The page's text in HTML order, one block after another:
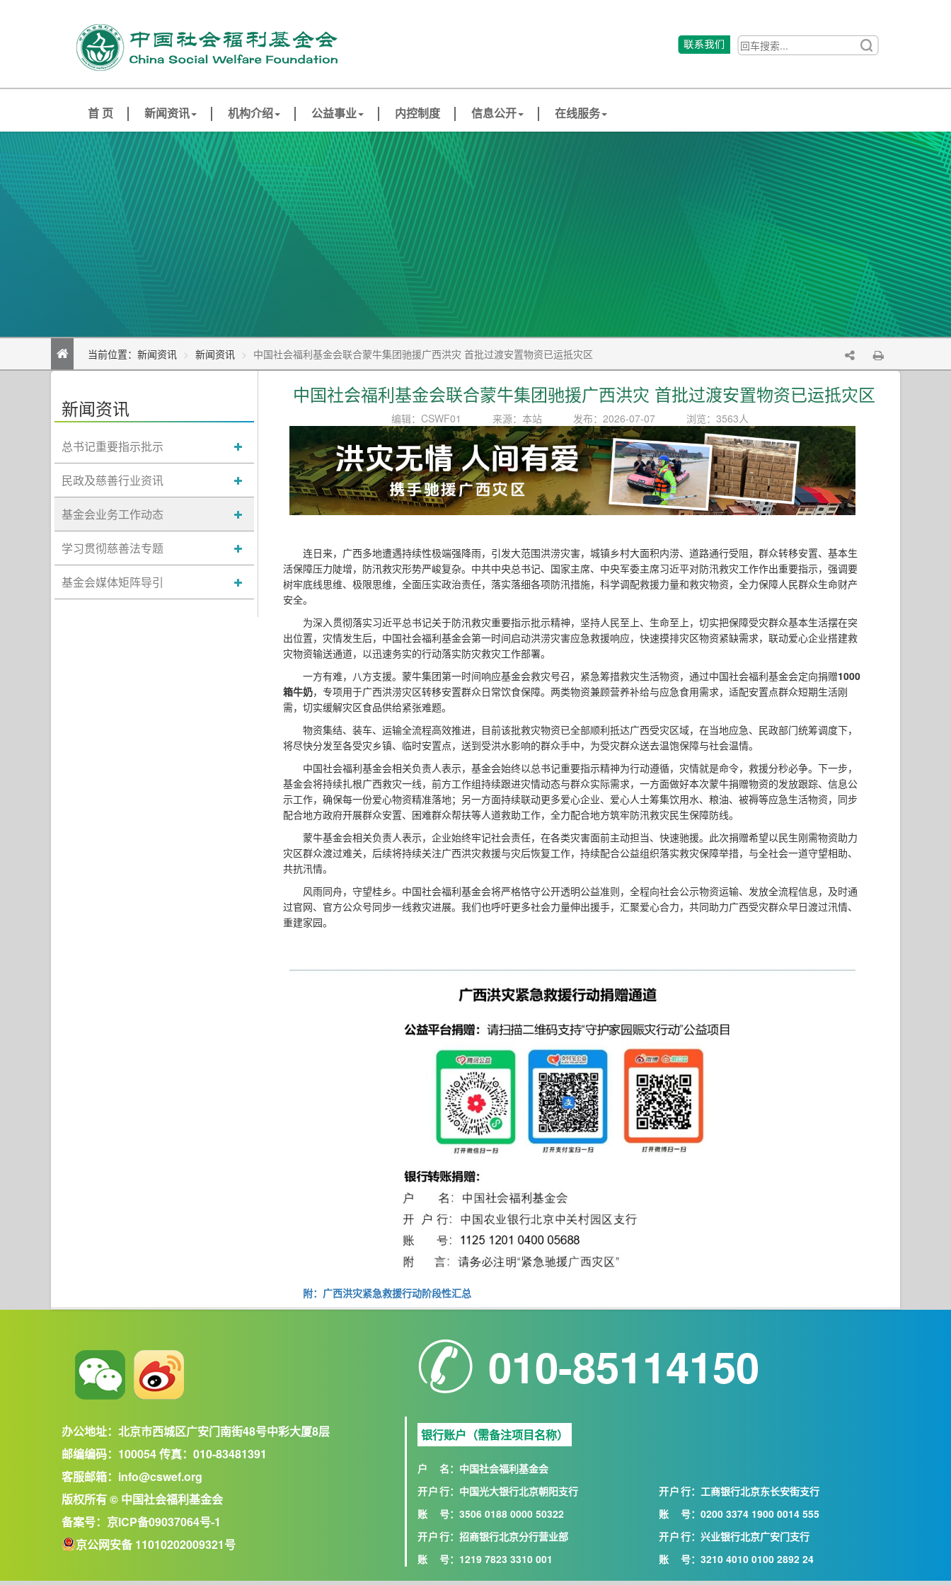
首 页 新闻资讯 机构介绍 公益事业 内控制度 信息公开 在线服务
当前位置： 新闻资讯 新闻资讯 中国社会福利基金会联合蒙牛集团驰援广西洪灾 首批过渡安置物资已运抵灾区
新闻资讯
总书记重要指示批示
民政及慈善行业资讯
基金会业务工作动态
学习贯彻慈善法专题
基金会媒体矩阵导引
中国社会福利基金会联合蒙牛集团驰援广西洪灾 首批过渡安置物资已运抵灾区
编辑：CSWF01 来源：本站 发布：2026-07-07 浏览：3563人
连日来，广西多地遭遇持续性极端强降雨，引发大范围洪涝灾害，城镇乡村大面积内涝、道路通行受阻，群众转移安置、基本生
活保障压力陡增，防汛救灾形势严峻复杂。中共中央总书记、国家主席、中央军委主席习近平对防汛救灾工作作出重要指示，强调要
树牢底线思维、极限思维，全面压实政治责任，落实落细各项防汛措施，科学调配救援力量和救灾物资，全力保障人民群众生命财产
安全。
为深入贯彻落实习近平总书记关于防汛救灾重要指示批示精神，坚持人民至上、生命至上，切实把保障受灾群众基本生活摆在突
出位置，灾情发生后，中国社会福利基金会第一时间启动洪涝灾害应急救援响应，快速摸排灾区物资紧缺需求，联动爱心企业搭建救
灾物资输送通道，以迅速务实的行动落实防灾救灾工作部署。
一方有难，八方支援。蒙牛集团第一时间响应基金会救灾号召，紧急筹措救灾生活物资，通过中国社会福利基金会定向捐赠1000
箱牛奶，专项用于广西洪涝灾区转移安置群众日常饮食保障。两类物资兼顾营养补给与应急食用需求，适配安置点群众短期生活刚
需，切实缓解灾区食品供给紧张难题。
物资集结、装车、运输全流程高效推进，目前该批救灾物资已全部顺利抵达广西受灾区域，在当地应急、民政部门统筹调度下，
将尽快分发至各受灾乡镇、临时安置点，送到受洪水影响的群众手中，为受灾群众送去温饱保障与社会温情。
中国社会福利基金会相关负责人表示，基金会始终以总书记重要指示精神为行动遵循，灾情就是命令，救援分秒必争。下一步，
基金会将持续扎根广西救灾一线，前方工作组持续跟进灾情动态与群众实际需求，一方面做好本次蒙牛捐赠物资的发放跟踪、信息公
示工作，确保每一份爱心物资精准落地；另一方面持续联动更多爱心企业、爱心人士筹集饮用水、粮油、被褥等应急生活物资，同步
配合地方政府开展群众安置、困难群众帮扶等人道救助工作，全力配合地方筑牢防汛救灾民生保障防线。
蒙牛基金会相关负责人表示，企业始终牢记社会责任，在各类灾害面前主动担当、快速驰援。此次捐赠希望以民生刚需物资助力
灾区群众渡过难关，后续将持续关注广西洪灾救援与灾后恢复工作，持续配合公益组织落实救灾保障举措，与全社会一道守望相助、
共抗汛情。
风雨同舟，守望桂乡。中国社会福利基金会将严格恪守公开透明公益准则，全程向社会公示物资运输、发放全流程信息，及时通
过官网、官方公众号同步一线救灾进展。我们也呼吁更多社会力量伸出援手，汇聚爱心合力，共同助力广西受灾群众早日渡过汛情、
重建家园。
附： 广西洪灾紧急救援行动阶段性汇总
010-85114150
办公地址：北京市西城区广安门南街48号中彩大厦8层
邮编编码：100054 传真：010-83481391
客服邮箱：info@cswef.org
版权所有 © 中国社会福利基金会
备案号： 京ICP备09037064号-1
京公网安备 11010202009321号
银行账户（需备注项目名称）
户名：中国社会福利基金会
开户行：中国光大银行北京朝阳支行
账号：3506 0188 0000 50322
开户行：招商银行北京分行营业部
账号：1219 7823 3310 001
开户行：工商银行北京东长安街支行
账号：0200 3374 1900 0014 555
开户行：兴业银行北京广安门支行
账号：3210 4010 0100 2892 24